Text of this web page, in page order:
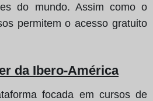
do mundo. Assim como o
permitem o acesso gratuito
da Ibero-América
focada em cursos de